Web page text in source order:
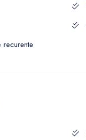
recurente